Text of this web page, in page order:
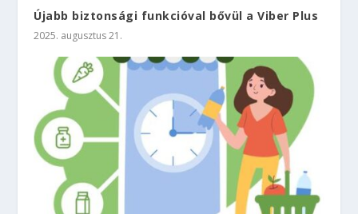
Újabb biztonsági funkcióval bővül a Viber Plus
2025. augusztus 21.